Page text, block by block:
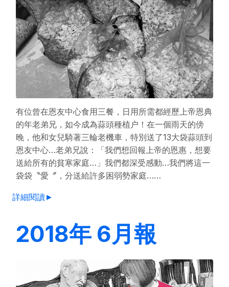
有位曾在恩友中心食用三餐，日用所需都經歷上帝恩典
的年老弟兄，如今成為蒜頭種植户！在一個雨天的傍
晚，他和女兒騎著三輪老機車，特別送了13大袋蒜頭到
恩友中心…老弟兄說：「我們想回報上帝的恩惠，想要
送給所有的貧寒家庭…」我們都深受感動…我們將這一
袋袋〝愛〞，分送給許多困弱勢家庭……
詳細閱讀►
2018年 6月報